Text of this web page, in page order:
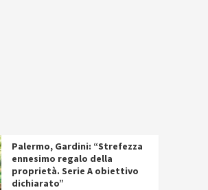
Palermo, Gardini: “Strefezza
ennesimo regalo della
proprietà. Serie A obiettivo
dichiarato”